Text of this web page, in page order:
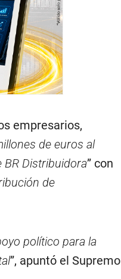
empresarios,
de euros al
Distribuidora” con
de
político para la
”, apuntó el Supremo